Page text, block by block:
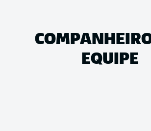
EQUIPE